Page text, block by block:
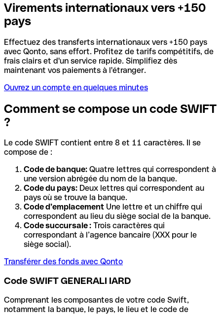
Virements internationaux vers +150
pays
Effectuez des transferts internationaux vers +150 pays
avec Qonto, sans effort. Profitez de tarifs compétitifs, de
frais clairs et d'un service rapide. Simplifiez dès
maintenant vos paiements à l'étranger.
Ouvrez un compte en quelques minutes
Comment se compose un code SWIFT
?
Le code SWIFT contient entre 8 et 11 caractères. Il se
compose de :
Code de banque: Quatre lettres qui correspondent à
une version abrégée du nom de la banque.
Code du pays: Deux lettres qui correspondent au
pays où se trouve la banque.
Code d’emplacement Une lettre et un chiffre qui
correspondent au lieu du siège social de la banque.
Code succursale : Trois caractères qui
correspondant à l’agence bancaire (XXX pour le
siège social).
Transférer des fonds avec Qonto
Code SWIFT GENERALI IARD
Comprenant les composantes de votre code Swift,
notamment la banque, le pays, le lieu et le code de